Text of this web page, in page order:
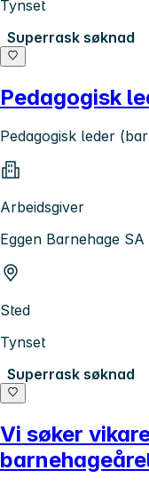
Tynset
Superrask søknad
Pedagogisk
Pedagogisk leder
Arbeidsgiver
Eggen Barnehage SA
Sted
Tynset
Superrask søknad
Vi søker